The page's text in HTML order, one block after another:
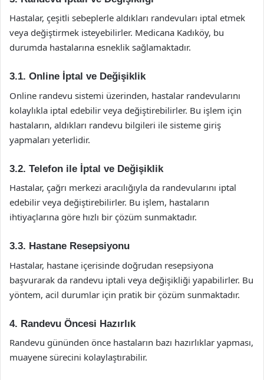
Hastalar, çeşitli sebeplerle aldıkları randevuları iptal etmek
veya değiştirmek isteyebilirler. Medicana Kadıköy, bu
durumda hastalarına esneklik sağlamaktadır.
3.1. Online İptal ve Değişiklik
Online randevu sistemi üzerinden, hastalar randevularını
kolaylıkla iptal edebilir veya değiştirebilirler. Bu işlem için
hastaların, aldıkları randevu bilgileri ile sisteme giriş
yapmaları yeterlidir.
3.2. Telefon ile İptal ve Değişiklik
Hastalar, çağrı merkezi aracılığıyla da randevularını iptal
edebilir veya değiştirebilirler. Bu işlem, hastaların
ihtiyaçlarına göre hızlı bir çözüm sunmaktadır.
3.3. Hastane Resepsiyonu
Hastalar, hastane içerisinde doğrudan resepsiyona
başvurarak da randevu iptali veya değişikliği yapabilirler. Bu
yöntem, acil durumlar için pratik bir çözüm sunmaktadır.
4. Randevu Öncesi Hazırlık
Randevu gününden önce hastaların bazı hazırlıklar yapması,
muayene sürecini kolaylaştırabilir.